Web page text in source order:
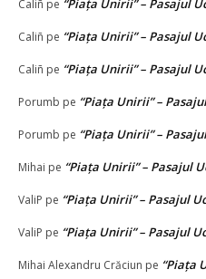
Caliñ pe “Piața Unirii” – Pasajul
Caliñ pe “Piața Unirii” – Pasajul
Caliñ pe “Piața Unirii” – Pasajul
Porumb pe “Piața Unirii” –
Porumb pe “Piața Unirii” –
Mihai pe “Piața Unirii” – Pasajul
ValiP pe “Piața Unirii” – Pasajul
ValiP pe “Piața Unirii” – Pasajul
Mihai Alexandru Crăciun pe “Piața